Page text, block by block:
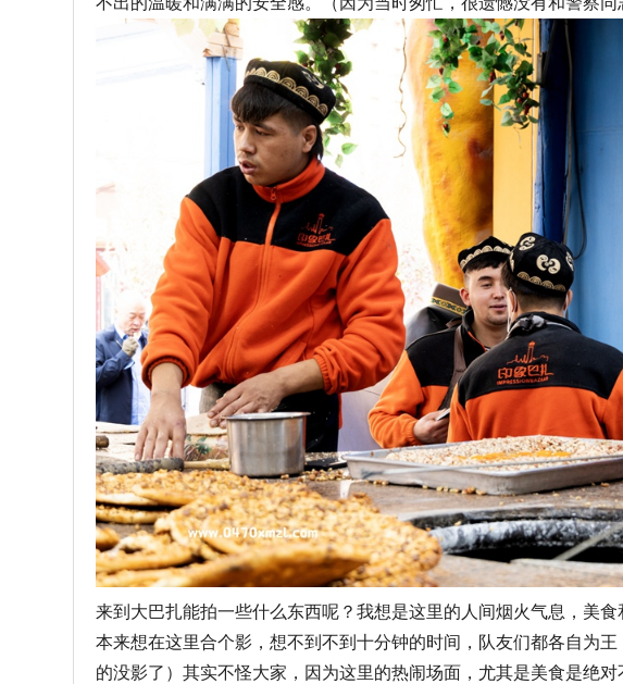
来到大巴扎能拍一些什么东西呢？我想是这里的人间烟火气息，美食
本来想在这里合个影，想不到不到十分钟的时间，队友们都各自为
的没影了）其实不怪大家，因为这里的热闹场面，尤其是美食是绝